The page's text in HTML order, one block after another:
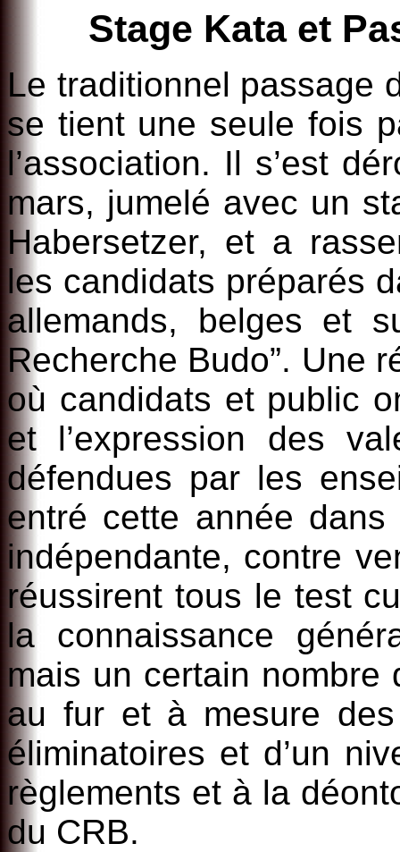
Stage Kata et
Le traditionnel passage
se tient une seule fois
l’association. Il s’est
mars, jumelé avec un
Habersetzer, et a
les candidats préparés
allemands, belges et
Recherche Budo”. Une
où candidats et public
et l’expression des
défendues par les
entré cette année dans
indépendante, contre
réussirent tous le test
la connaissance
mais un certain nombre
au fur et à mesure
éliminatoires et d’un
règlements et à la
du CRB.